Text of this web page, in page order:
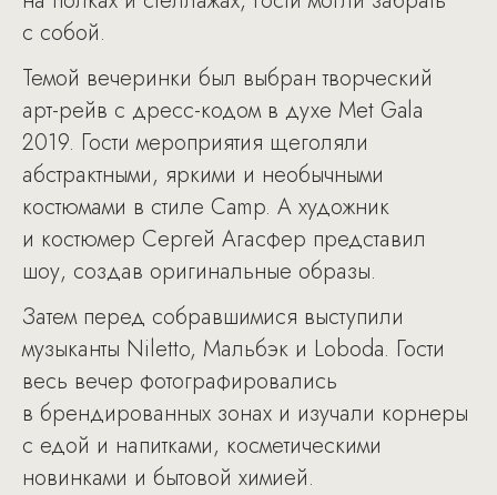
с собой.
Темой вечеринки был выбран творческий
арт-рейв с дресс-кодом в духе Met Gala
2019. Гости мероприятия щеголяли
абстрактными, яркими и необычными
костюмами в стиле Camp. А художник
и костюмер Сергей Агасфер представил
шоу, создав оригинальные образы.
Затем перед собравшимися выступили
музыканты Niletto, Мальбэк и Loboda. Гости
весь вечер фотографировались
в брендированных зонах и изучали корнеры
с едой и напитками, косметическими
новинками и бытовой химией.